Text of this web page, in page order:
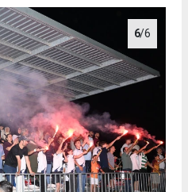
6/6